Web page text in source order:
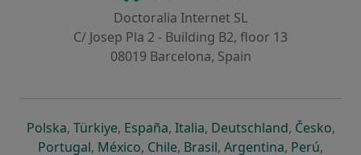
Doctoralia Internet SL
C/ Josep Pla 2 - Building B2, floor 13
08019 Barcelona, Spain
Polskase abre en una nueva pestaña
, Türkiyese abre en una nueva pestaña
, Españase abre en una nueva pestaña
, Italiase abre en una nueva
, Deutschlandse abre en
, Českose
,
Portugalse abre en una nueva pestaña
, Méxicose abre en una nueva pestaña
, Chilese abre en una nueva pestaña
, Brasilse abre en una nueva
, Argentinase abre en
, Perúse
,